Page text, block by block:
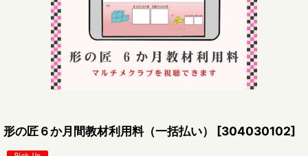
形の匠６か月間教材利用料（一括払い） [304030102]